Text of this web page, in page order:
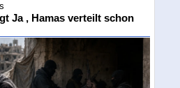
Ja , Hamas verteilt schon